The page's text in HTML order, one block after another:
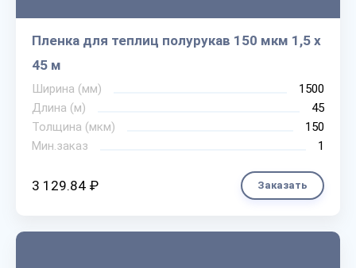
Пленка для теплиц полурукав 150 мкм 1,5 х
45 м
Ширина (мм)
1500
Длина (м)
45
Толщина (мкм)
150
Мин.заказ
1
3 129.84 ₽ Заказать